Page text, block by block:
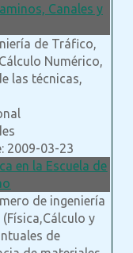
Canales y
de Tráfico,
Numérico,
las técnicas,
2009-03-23
en la Escuela de
de ingeniería
y
de